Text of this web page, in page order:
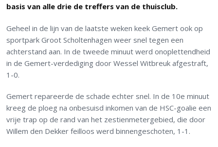
basis van alle drie de treffers van de thuisclub.
Geheel in de lijn van de laatste weken keek Gemert ook op
sportpark Groot Scholtenhagen weer snel tegen een
achterstand aan. In de tweede minuut werd onoplettendheid
in de Gemert-verdediging door Wessel Witbreuk afgestraft,
1-0.
Gemert repareerde de schade echter snel. In de 10e minuut
kreeg de ploeg na onbesuisd inkomen van de HSC-goalie een
vrije trap op de rand van het zestienmetergebied, die door
Willem den Dekker feilloos werd binnengeschoten, 1-1.